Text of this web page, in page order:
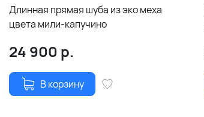
Длинная прямая шуба из эко меха
цвета мили-капучино
24 900 р.
В корзину